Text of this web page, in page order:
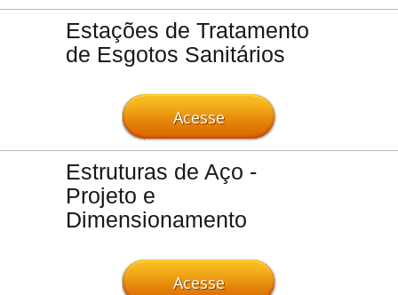
Estações de Tratamento
de Esgotos Sanitários
Acesse
Estruturas de Aço -
Projeto e
Dimensionamento
Acesse